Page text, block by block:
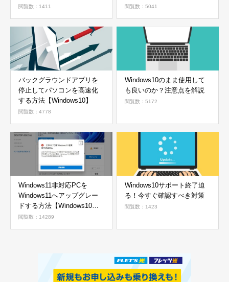
閲覧数：1411 閲覧数：5041
バックグラウンドアプリを
停止してパソコンを高速化
する方法【Windows10】
閲覧数：4778
Windows10のまま使用して
も良いのか？注意点を解説
閲覧数：5172
Windows11非対応PCを
Windows11へアップグレー
ドする方法【Windows10か
ら11へ】
閲覧数：14289
Windows10サポート終了迫
る！今すぐ確認すべき対策
閲覧数：1423